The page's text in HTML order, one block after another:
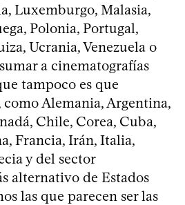
Luxemburgo, Malasia,
Polonia, Portugal,
Ucrania, Venezuela o
a cinematografías
tampoco es que
como Alemania, Argentina,
Chile, Corea, Cuba,
Francia, Irán, Italia,
y del sector
alternativo de Estados
las que parecen ser las